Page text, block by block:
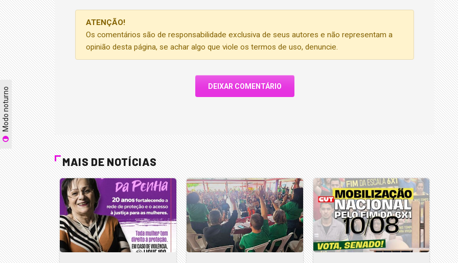
Modo noturno
ATENÇÃO!
Os comentários são de responsabilidade exclusiva de seus autores e não representam a
opinião desta página, se achar algo que viole os termos de uso, denuncie.
DEIXAR COMENTÁRIO
MAIS DE NOTÍCIAS